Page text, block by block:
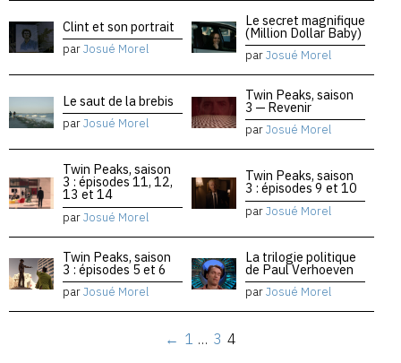
Clint et son portrait
parJosué Morel
Le secret magnifique
(Million Dollar Baby)
parJosué Morel
Le saut de la brebis
parJosué Morel
Twin Peaks, saison
3 — Revenir
parJosué Morel
Twin Peaks, saison
3 : épisodes 11, 12,
13 et 14
parJosué Morel
Twin Peaks, saison
3 : épisodes 9 et 10
parJosué Morel
Twin Peaks, saison
3 : épisodes 5 et 6
parJosué Morel
La trilogie politique
de Paul Verhoeven
parJosué Morel
← 1 … 3 4